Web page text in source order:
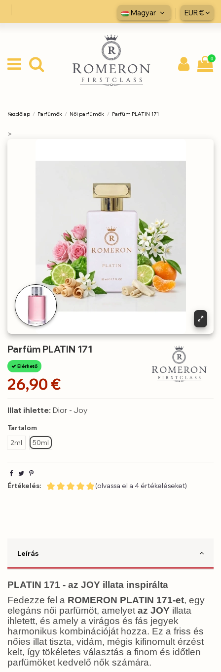
Magyar EUR €
0
Kezdőlap Parfümök Női parfümök Parfüm PLATIN 171
>
Parfüm PLATIN 171
Elérhető
26,90 €
Illat ihlette: Dior - Joy
Tartalom
2ml
50ml
Értékelés: (olvassa el a 4 értékeléseket)
Leírás
PLATIN 171 - az JOY illata inspirálta
Fedezze fel a ROMERON PLATIN 171-et, egy
elegáns női parfümöt, amelyet az JOY illata
ihletett, és amely a virágos és fás jegyek
harmonikus kombinációját hozza. Ez a friss és
nőies illat tiszta, vidám, mégis kifinomult érzést
kelt, így tökéletes választás a finom és időtlen
parfümöket kedvelő nők számára.